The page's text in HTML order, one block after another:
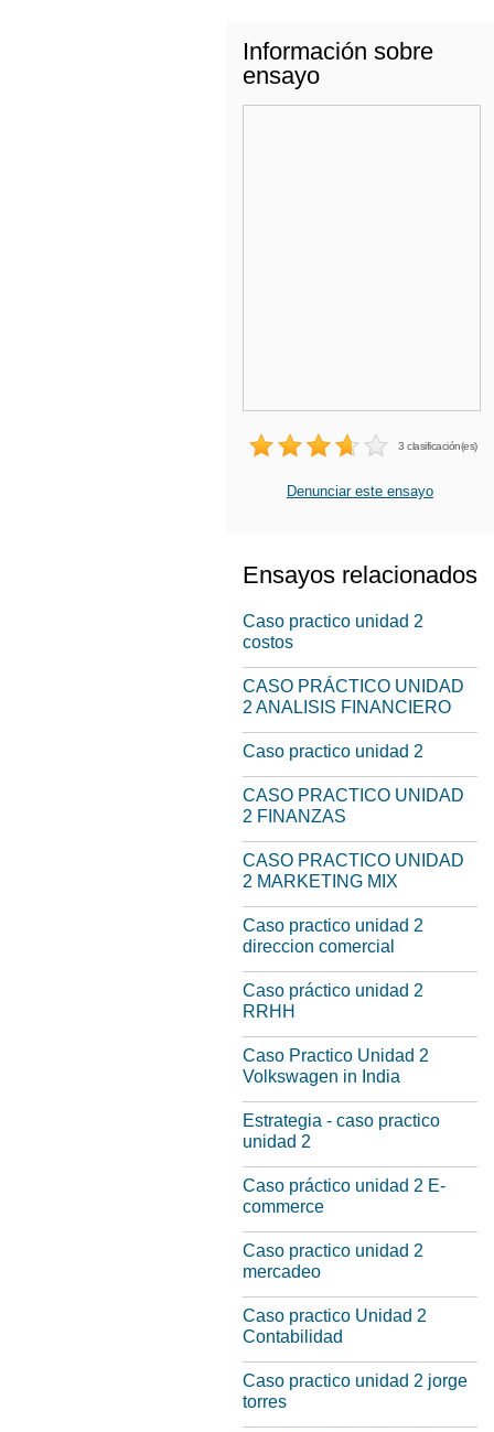
Información sobre
ensayo
3 clasificación(es)
Denunciar este ensayo
Ensayos relacionados
Caso practico unidad 2
costos
CASO PRÁCTICO UNIDAD
2 ANALISIS FINANCIERO
Caso practico unidad 2
CASO PRACTICO UNIDAD
2 FINANZAS
CASO PRACTICO UNIDAD
2 MARKETING MIX
Caso practico unidad 2
direccion comercial
Caso práctico unidad 2
RRHH
Caso Practico Unidad 2
Volkswagen in India
Estrategia - caso practico
unidad 2
Caso práctico unidad 2 E-
commerce
Caso practico unidad 2
mercadeo
Caso practico Unidad 2
Contabilidad
Caso practico unidad 2 jorge
torres